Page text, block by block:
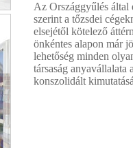
Az Országgyűlés által
szerint a tőzsdei
elsejétől kötelező
önkéntes alapon már
lehetőség minden
társaság anyavállalata
konszolidált